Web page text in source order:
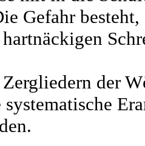
Gefahr
der